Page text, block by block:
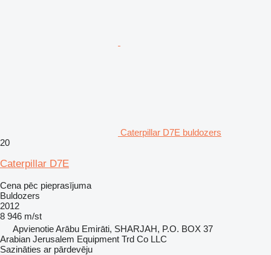
Caterpillar D7E buldozers
20
Caterpillar D7E
Cena pēc pieprasījuma
Buldozers
2012
8 946 m/st
Apvienotie Arābu Emirāti, SHARJAH, P.O. BOX 37
Arabian Jerusalem Equipment Trd Co LLC
Sazināties ar pārdevēju